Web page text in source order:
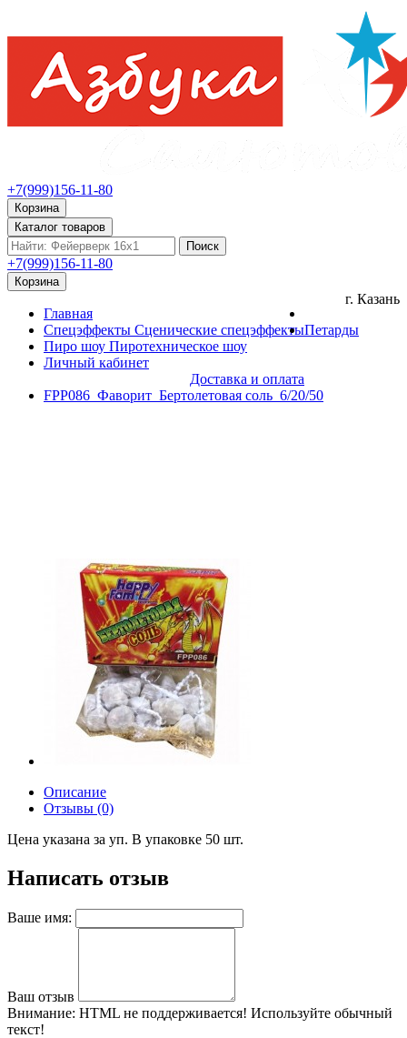
+7(999)156-11-80
Корзина
Каталог товаров
Поиск
+7(999)156-11-80
Корзина
Главная
Спецэффекты Сценические спецэффекты
Пиро шоу Пиротехническое шоу
Личный кабинет
Доставка и оплата
г. Казань
Петарды
FPP086_Фаворит_Бертолетовая соль_6/20/50
Описание
Отзывы (0)
Цена указана за уп. В упаковке 50 шт.
Написать отзыв
Ваше имя:
Ваш отзыв
Внимание: HTML не поддерживается! Используйте обычный
текст!